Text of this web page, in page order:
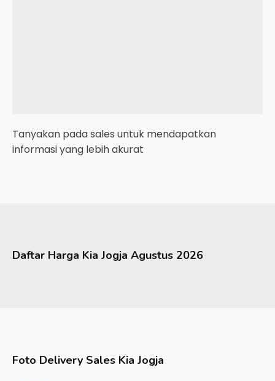
Tanyakan pada sales untuk mendapatkan
informasi yang lebih akurat
Daftar Harga Kia Jogja Agustus 2026
Foto Delivery Sales Kia Jogja